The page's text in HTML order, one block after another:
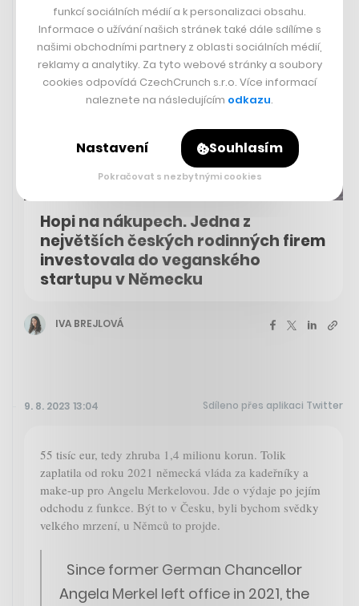
Hopi na nákupech. Jedna z
největších českých rodinných firem
investovala do veganského
startupu v Německu
IVA BREJLOVÁ
9. 8. 2023 13:04 Sdíleno přes aplikaci Twitter
55 tisíc eur, tedy zhruba 1,4 milionu korun. Tolik
zaplatila od roku 2021 německá vláda za kadeřníky a
make-up pro Angelu Merkelovou. Jde o výdaje po jejím
odchodu z funkce. Být to v Česku, byli bychom svědky
velkého mrzení, u Němců to projde.
Since former German Chancellor
Angela Merkel left office in 2021, the
funkcí sociálních médií a k personalizaci obsahu.
Informace o užívání našich stránek také dále sdílíme s
našimi obchodními partnery z oblasti sociálních médií,
reklamy a analytiky. Za tyto webové stránky a soubory
cookies odpovídá CzechCrunch s.r.o. Více informací
naleznete na následujícím odkazu.
Nastavení Souhlasím
Pokračovat s nezbytnými cookies